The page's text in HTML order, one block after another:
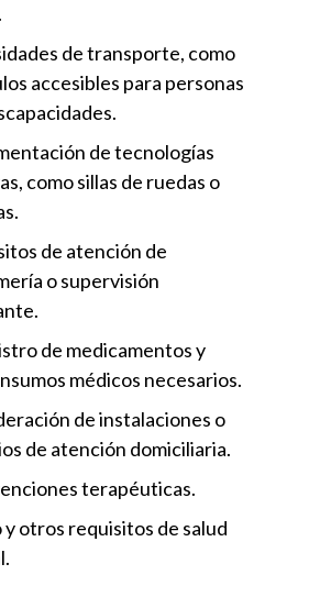
de transporte, como
accesibles para personas
de tecnologías
como sillas de ruedas o
de atención de
o supervisión
de medicamentos y
médicos necesarios.
de instalaciones o
de atención domiciliaria.
terapéuticas.
y otros requisitos de salud